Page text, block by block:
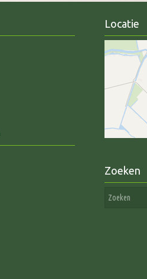
Locatie
Zoeken